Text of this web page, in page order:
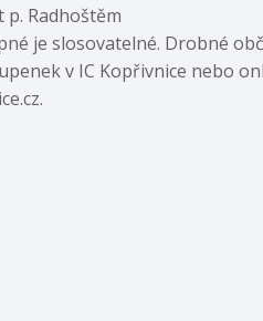
p. Radhoštěm
je slosovatelné. Drobné
v IC Kopřivnice nebo